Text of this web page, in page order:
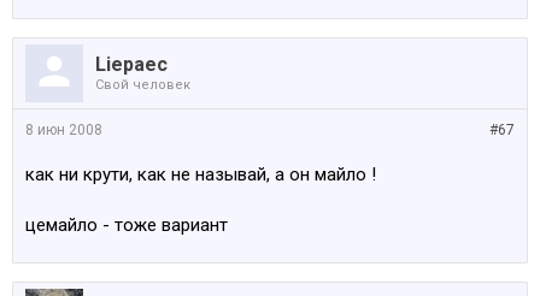
Liepaec
Свой человек
#67
8 июн 2008
как ни крути, как не называй, а он майло !
цемайло - тоже вариант